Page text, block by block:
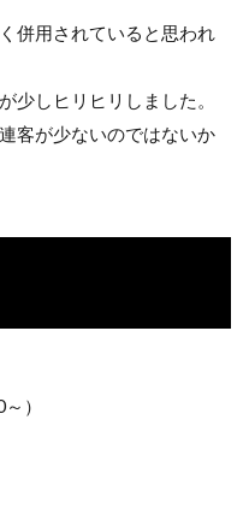
併用されていると思われ
少しヒリヒリしました。
客が少ないのではないか
）